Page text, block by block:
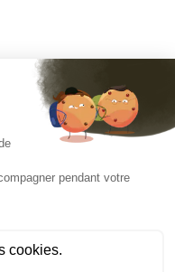
Strasbourg